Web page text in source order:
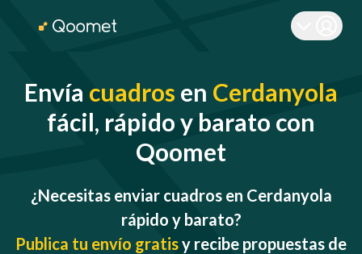
Envía cuadros en Cerdanyola
fácil, rápido y barato con
Qoomet
¿Necesitas enviar cuadros en Cerdanyola
rápido y barato?
Publica tu envío gratisy recibe propuestas de